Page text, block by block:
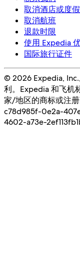
取消酒店或度
取消航班
退款时限
使用 Expedia
国际旅行证件
© 2026 Expedia,
利。Expedia 和飞机
家/地区的商标或注
c78d985f-0e2a-
4602-a73e-